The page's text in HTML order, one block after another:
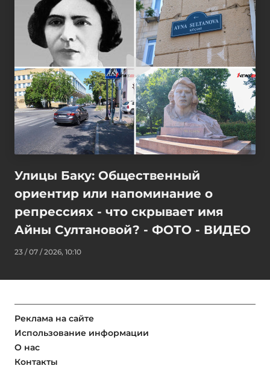
Улицы Баку: Общественный
ориентир или напоминание о
репрессиях - что скрывает имя
Айны Султановой? - ФОТО - ВИДЕО
23 / 07 / 2026, 10:10
Реклама на сайте
Использование информации
О нас
Контакты